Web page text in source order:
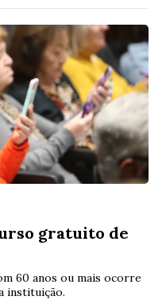
gratuito de
60 anos ou mais ocorre
instituição.